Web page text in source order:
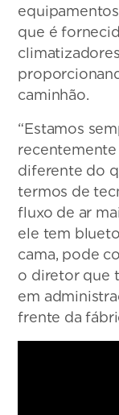
que é
caminhão.
“Estamos
diferente do
termos de
fluxo de ar
ele tem
cama, pode
o diretor que
em
frente da